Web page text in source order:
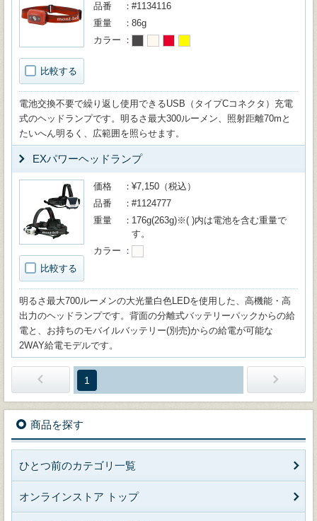
比較する
品番
#1134116
重量
86g
カラー
電池交換不要で繰り返し使用できるUSB（タイプCコネクタ）充電
式のヘッドランプです。明るさ最大300ルーメン、照射距離70mと
たいへん明るく、広範囲を照らせます。
EXパワーヘッドランプ
比較する
価格
¥7,150（税込）
品番
#1124777
重量
176g(263g)※( )内は電池を含む重量で
す。
カラー
明るさ最大700ルーメンの大光量白色LEDを使用した、高機能・高
出力のヘッドランプです。背面の分離式バッテリーパックからの給
電と、お持ちのモバイルバッテリー(別売)からの給電が可能な
2WAY給電モデルです。
1
商品を探す
ひとつ前のカテゴリ一覧
オンラインストア トップ